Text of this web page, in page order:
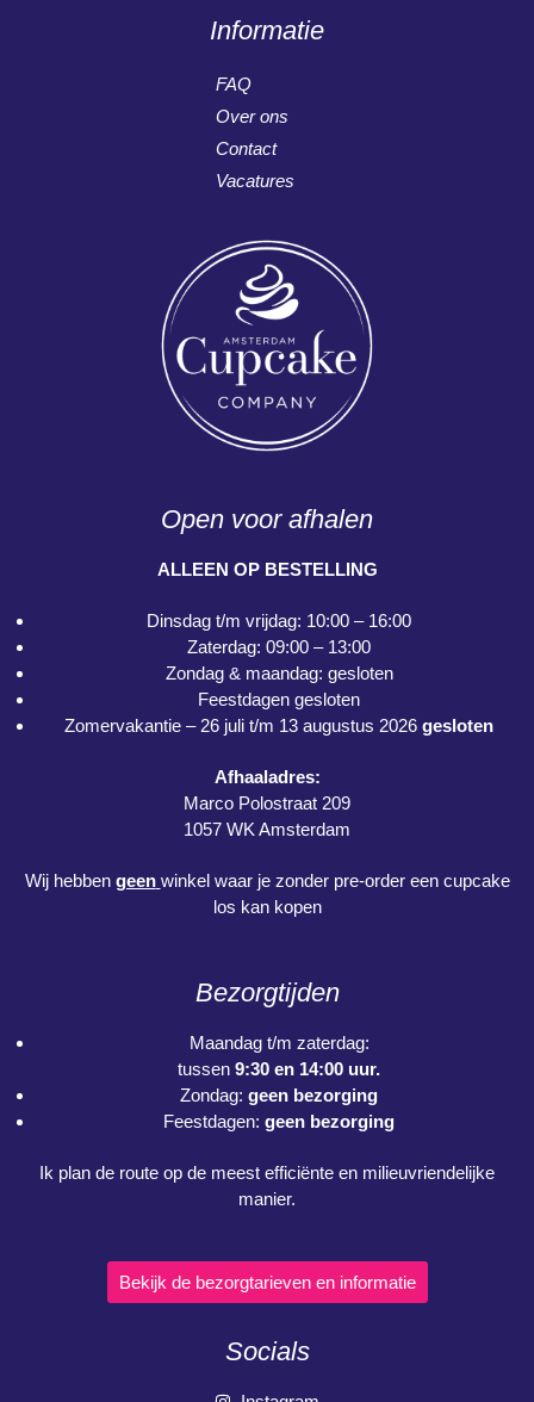
Informatie
FAQ
Over ons
Contact
Vacatures
Open voor afhalen
ALLEEN OP BESTELLING
Dinsdag t/m vrijdag: 10:00 – 16:00
Zaterdag: 09:00 – 13:00
Zondag & maandag: gesloten
Feestdagen gesloten
Zomervakantie – 26 juli t/m 13 augustus 2026 gesloten
Afhaaladres:
Marco Polostraat 209
1057 WK Amsterdam
Wij hebben geen winkel waar je zonder pre-order een cupcake
los kan kopen
Bezorgtijden
Maandag t/m zaterdag:
tussen 9:30 en 14:00 uur.
Zondag: geen bezorging
Feestdagen: geen bezorging
Ik plan de route op de meest efficiënte en milieuvriendelijke
manier.
Bekijk de bezorgtarieven en informatie
Socials